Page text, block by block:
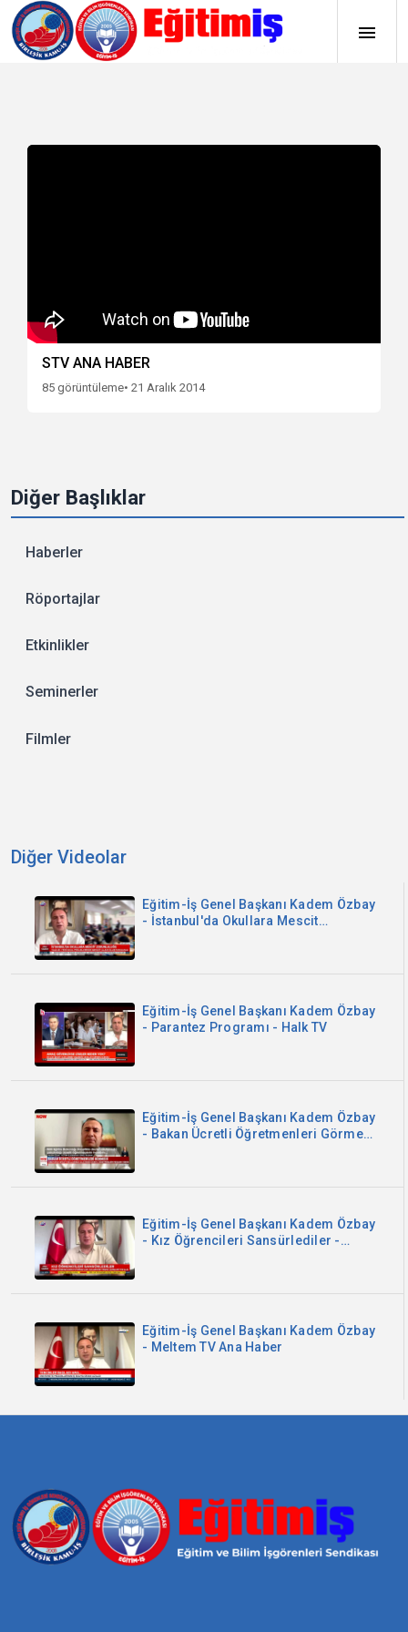
Diğer Başlıklar
Haberler
Röportajlar
Etkinlikler
Seminerler
Filmler
Diğer Videolar
Eğitim-İş Genel Başkanı Kadem Özbay
- İstanbul'da Okullara Mescit
Eğitim-İş Genel Başkanı Kadem Özbay
- Parantez Programı - Halk TV
Eğitim-İş Genel Başkanı Kadem Özbay
- Bakan Ücretli Öğretmenleri Görmedi
Eğitim-İş Genel Başkanı Kadem Özbay
- Kız Öğrencileri Sansürlediler -
Eğitim-İş Genel Başkanı Kadem Özbay
- Meltem TV Ana Haber
STV ANA HABER
85 görüntüleme• 21 Aralık 2014